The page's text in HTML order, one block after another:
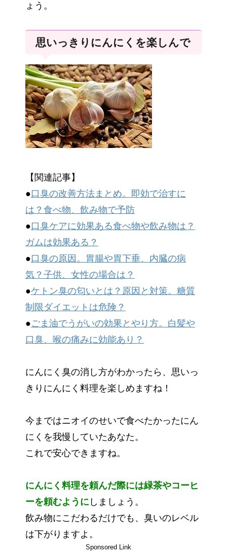
ょう。
思いっきりにんにくを楽しんで
【関連記事】
●口臭の改善方法まとめ。即効で治すに
は？食べ物、飲み物で予防
●口臭ケアに効果ある食べ物や飲み物は？
ガムは効果ある？
●口臭の原因。胃腸や胃下垂、内臓の病
気？子供、女性の場合は？
●ケトン臭の匂いとは？原因と対策。糖質
制限ダイエットは危険？
●ごま油でうがいの効果とやり方。白髪や
口臭、喉の痛みに効能あり？
にんにく臭の消し方がわかったら、思いっ
きりにんにく料理を楽しめますね！
今まではニオイのせいで食べたかったにん
にくを我慢していたあなた。
これで安心できますね。
にんにく料理を頼んだ際には緑茶やコーヒ
ーを頼むように しましょう。
飲み物にこだわるだけでも、臭いのレベル
は下がりますよ。
Sponsored Link